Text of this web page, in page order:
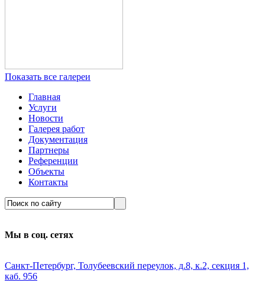
Показать все галереи
Главная
Услуги
Новости
Галерея работ
Документация
Партнеры
Референции
Объекты
Контакты
Мы в соц. сетях
Санкт-Петербург, Толубеевский переулок, д.8, к.2, секция 1,
каб. 956